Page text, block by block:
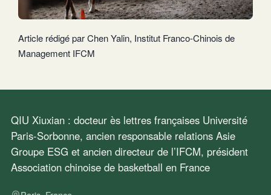
Article rédigé par Chen Yalin, Institut Franco-Chinois de
Management IFCM
QIU Xiuxian : docteur ès lettres françaises Université
Paris-Sorbonne, ancien responsable relations Asie
Groupe ESG et ancien directeur de l’IFCM, président
Association chinoise de basketball en France